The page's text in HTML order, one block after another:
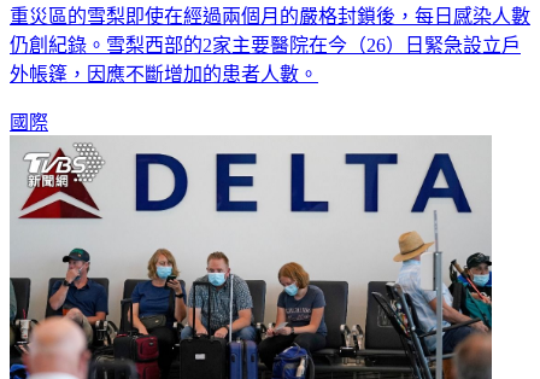
重災區的雪梨即使在經過兩個月的嚴格封鎖後，每日感染人數
仍創紀錄。雪梨西部的2家主要醫院在今（26）日緊急設立戶
外帳篷，因應不斷增加的患者人數。
國際